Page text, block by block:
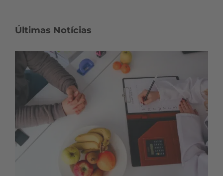
Últimas Notícias